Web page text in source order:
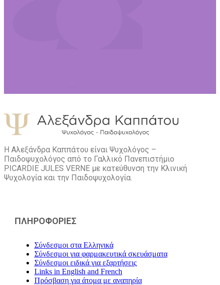
Η Αλεξάνδρα Καππάτου είναι Ψυχολόγος –
Παιδοψυχολόγος από το Γαλλικό Πανεπιστήμιο
PICARDIE JULES VERNE με κατεύθυνση την Kλινική
Ψυχολογία και την Παιδοψυχολογία.
ΠΛΗΡΟΦΟΡΙΕΣ
Σύνδεσμοι στα Ελληνικά
Σύνδεσμοι για φαρμακευτικά σκευάσματα
Σύνδεσμοι ειδικά για εξαρτήσεις
Links in English and French
Πρόσβαση για άτομα με αναπηρία